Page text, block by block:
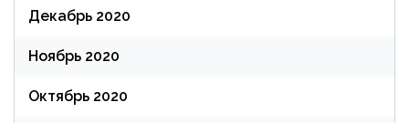
Декабрь 2020
Ноябрь 2020
Октябрь 2020